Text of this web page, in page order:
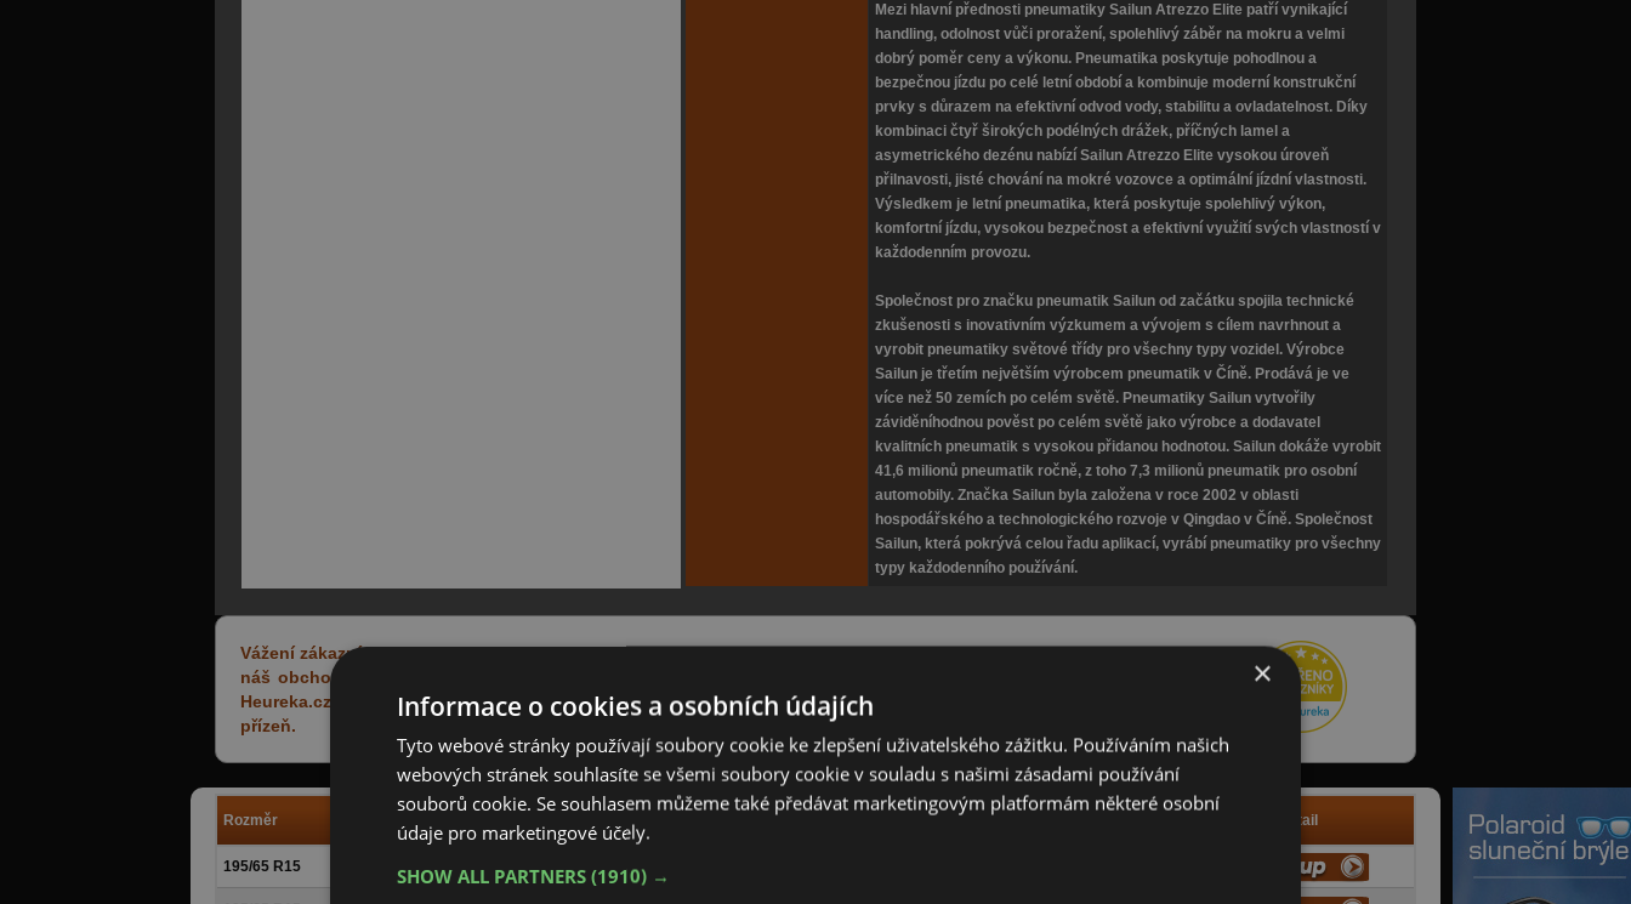
Mezi hlavní přednosti pneumatiky Sailun Atrezzo Elite patří vynikající
handling, odolnost vůči proražení, spolehlivý záběr na mokru a velmi
dobrý poměr ceny a výkonu. Pneumatika poskytuje pohodlnou a
bezpečnou jízdu po celé letní období a kombinuje moderní konstrukční
prvky s důrazem na efektivní odvod vody, stabilitu a ovladatelnost. Díky
kombinaci čtyř širokých podélných drážek, příčných lamel a
asymetrického dezénu nabízí Sailun Atrezzo Elite vysokou úroveň
přilnavosti, jisté chování na mokré vozovce a optimální jízdní vlastnosti.
Výsledkem je letní pneumatika, která poskytuje spolehlivý výkon,
komfortní jízdu, vysokou bezpečnost a efektivní využití svých vlastností v
každodenním provozu.
Společnost pro značku pneumatik Sailun od začátku spojila technické
zkušenosti s inovativním výzkumem a vývojem s cílem navrhnout a
vyrobit pneumatiky světové třídy pro všechny typy vozidel. Výrobce
Sailun je třetím největším výrobcem pneumatik v Číně. Prodává je ve
více než 50 zemích po celém světě. Pneumatiky Sailun vytvořily
záviděníhodnou pověst po celém světě jako výrobce a dodavatel
kvalitních pneumatik s vysokou přidanou hodnotou. Sailun dokáže vyrobit
41,6 milionů pneumatik ročně, z toho 7,3 milionů pneumatik pro osobní
automobily. Značka Sailun byla založena v roce 2002 v oblasti
hospodářského a technologického rozvoje v Qingdao v Číně. Společnost
Sailun, která pokrývá celou řadu aplikací, vyrábí pneumatiky pro všechny
typy každodenního používání.
Vážení zákazníci,
náš obchod Pneumatiky-Skladem.cz získal prestižní certifikát "Ověřeno zákazníky" populárního vyhledávače zboží
Heureka.cz. Tento certifikát je vydáván na základě spokojených reakcí našich zákazníků. Děkujeme za důvěru a
přízeň.
Rozměr
Naše cena
Detail
195/65 R15 Rovelo RHP 780P
×
Informace o cookies a osobních údajích
Tyto webové stránky používají soubory cookie ke zlepšení uživatelského zážitku. Používáním našich
webových stránek souhlasíte se všemi soubory cookie v souladu s našimi zásadami používání
souborů cookie. Se souhlasem můžeme také předávat marketingovým platformám některé osobní
údaje pro marketingové účely.
SHOW ALL PARTNERS (1910) →